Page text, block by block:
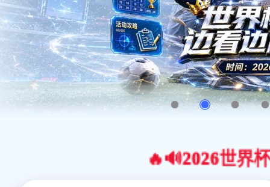
🔥🔊2026世界杯官网